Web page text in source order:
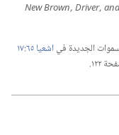
New Brown,‎ Driver,‎
الجديدة فياشعيا ٦٥:‏١٧